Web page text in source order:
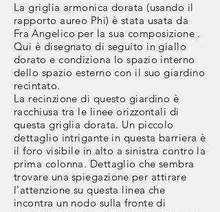
La griglia armonica dorata (usando il
rapporto aureo Phi) è stata usata da
Fra Angelico per la sua composizione .
Qui è disegnato di seguito in giallo
dorato e condiziona lo spazio interno
dello spazio esterno con il suo giardino
recintato.
La recinzione di questo giardino è
racchiusa tra le linee orizzontali di
questa griglia dorata. Un piccolo
dettaglio intrigante in questa barriera è
il foro visibile in alto a sinistra contro la
prima colonna. Dettaglio che sembra
trovare una spiegazione per attirare
l'attenzione su questa linea che
incontra un nodo sulla fronte di